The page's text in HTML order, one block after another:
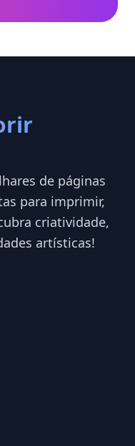
de páginas
para imprimir,
criatividade,
artísticas!